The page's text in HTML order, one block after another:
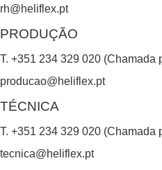
rh@heliflex.pt
PRODUÇÃO
T. +351 234 329 020 (Chamada
producao@heliflex.pt
TÉCNICA
T. +351 234 329 020 (Chamada
tecnica@heliflex.pt